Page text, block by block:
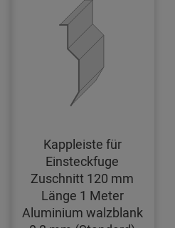
Kappleiste für
Einsteckfuge
Zuschnitt 120 mm
Länge 1 Meter
Aluminium walzblank